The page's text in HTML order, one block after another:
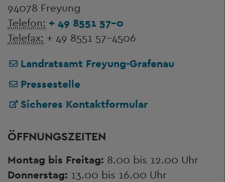
94078 Freyung
Telefon: + 49 8551 57-0
Telefax: + 49 8551 57-4506
Landratsamt Freyung-Grafenau
Pressestelle
Sicheres Kontaktformular
ÖFFNUNGSZEITEN
Montag bis Freitag: 8.00 bis 12.00 Uhr
Donnerstag: 13.00 bis 16.00 Uhr